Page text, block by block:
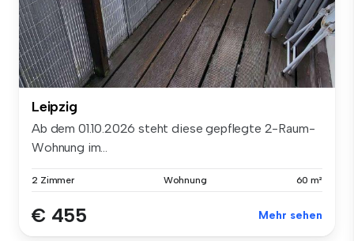
Leipzig
Ab dem 01.10.2026 steht diese gepflegte 2-Raum-
Wohnung im...
2 Zimmer Wohnung 60 m²
€ 455 Mehr sehen